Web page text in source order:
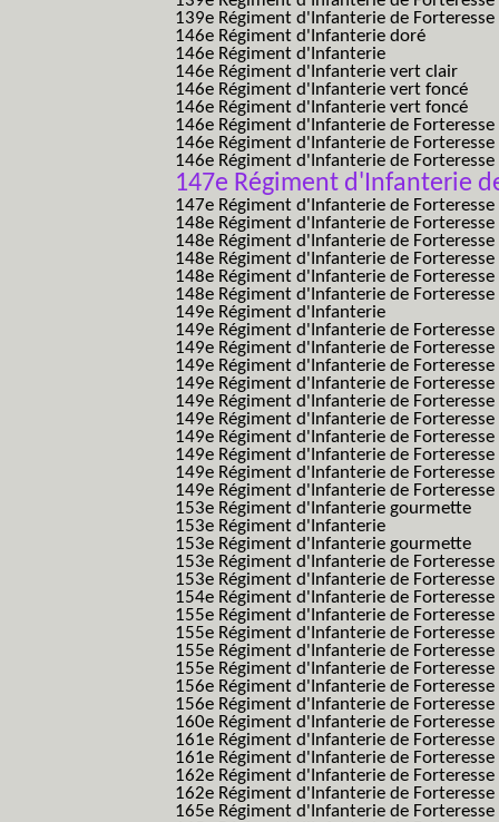
139e Régiment d'Infanterie de
146e Régiment d'Infanterie doré
146e Régiment d'Infanterie
146e Régiment d'Infanterie vert clair
146e Régiment d'Infanterie vert foncé
146e Régiment d'Infanterie vert foncé
146e Régiment d'Infanterie de
146e Régiment d'Infanterie de
146e Régiment d'Infanterie de
147e Régiment d'Infanterie
147e Régiment d'Infanterie de Forteresse
148e Régiment d'Infanterie de Forteresse
148e Régiment d'Infanterie de Forteresse
148e Régiment d'Infanterie de Forteresse
148e Régiment d'Infanterie de Forteresse
148e Régiment d'Infanterie de Forteresse
149e Régiment d'Infanterie
149e Régiment d'Infanterie de
149e Régiment d'Infanterie de
149e Régiment d'Infanterie de
149e Régiment d'Infanterie de
149e Régiment d'Infanterie de
149e Régiment d'Infanterie de
149e Régiment d'Infanterie de
149e Régiment d'Infanterie de
149e Régiment d'Infanterie de
149e Régiment d'Infanterie de
153e Régiment d'Infanterie gourmette
153e Régiment d'Infanterie
153e Régiment d'Infanterie gourmette
153e Régiment d'Infanterie de
153e Régiment d'Infanterie de
154e Régiment d'Infanterie de Forteresse
155e Régiment d'Infanterie de
155e Régiment d'Infanterie de
155e Régiment d'Infanterie de
155e Régiment d'Infanterie de
156e Régiment d'Infanterie de Forteresse
156e Régiment d'Infanterie de
160e Régiment d'Infanterie de
161e Régiment d'Infanterie de Forteresse
161e Régiment d'Infanterie de
162e Régiment d'Infanterie de Forteresse
162e Régiment d'Infanterie de
165e Régiment d'Infanterie de Forteresse